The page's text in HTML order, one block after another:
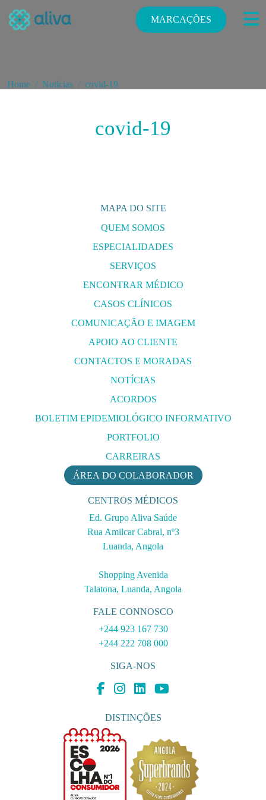
MARCAÇÕES
Home Notícias covid-19
covid-19
MAPA DO SITE
QUEM SOMOS
ESPECIALIDADES
SERVIÇOS
ENCONTRAR MÉDICO
CASOS CLÍNICOS
COMUNICAÇÃO E IMAGEM
APOIO AO CLIENTE
CONTACTOS E MORADAS
NOTÍCIAS
ACORDOS
BOLETIM EPIDEMIOLÓGICO INFORMATIVO
PORTFOLIO
CARREIRAS
ÁREA DO COLABORADOR
CENTROS MÉDICOS
Ed. Grupo Aliva Saúde
Rua Amilcar Cabral, nº3
Luanda, Angola
Shopping Avenida
Talatona, Luanda, Angola
FALE CONNOSCO
+244 923 167 730
+244 222 708 000
SIGA-NOS
DISTINÇÕES